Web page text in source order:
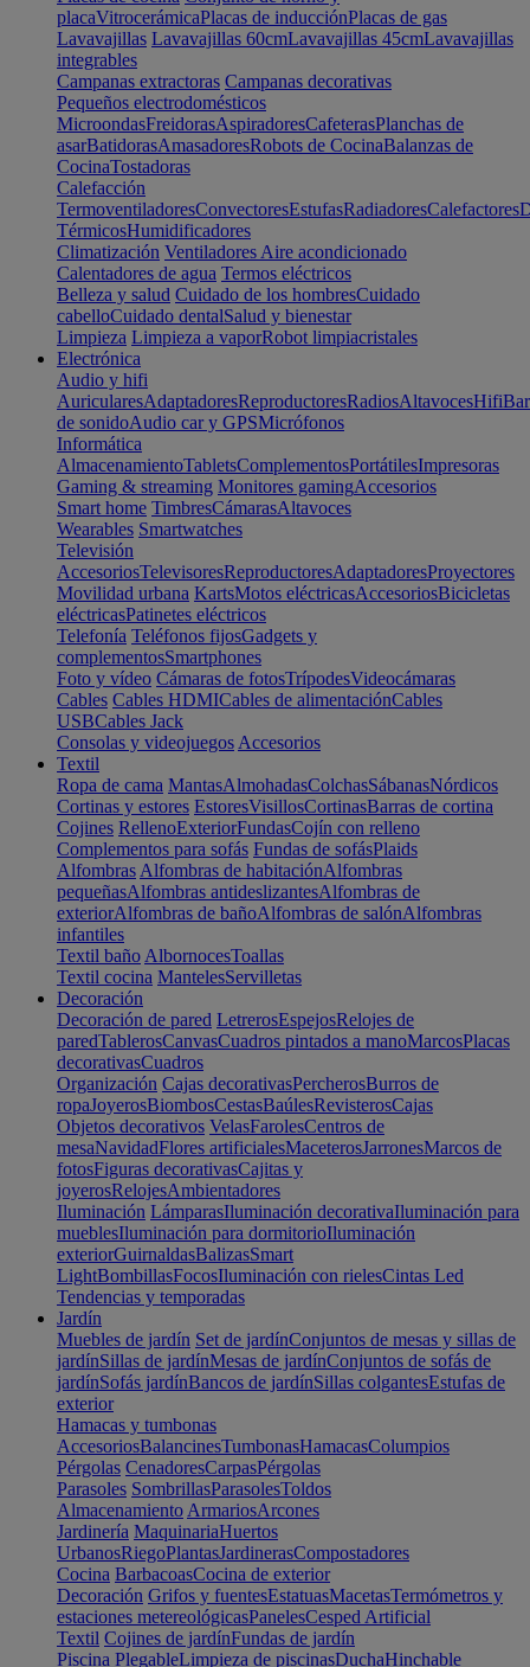
placaVitrocerámicaPlacas de inducciónPlacas de gas
Lavavajillas Lavavajillas 60cmLavavajillas 45cmLavavajillas
integrables
Campanas extractoras Campanas decorativas
Pequeños electrodomésticos
MicroondasFreidorasAspiradoresCafeterasPlanchas de
asarBatidorasAmasadoresRobots de CocinaBalanzas de
CocinaTostadoras
Calefacción
TermoventiladoresConvectoresEstufasRadiadoresCalefactores
TérmicosHumidificadores
Climatización Ventiladores Aire acondicionado
Calentadores de agua Termos eléctricos
Belleza y salud Cuidado de los hombresCuidado
cabelloCuidado dentalSalud y bienestar
Limpieza Limpieza a vaporRobot limpiacristales
Electrónica
Audio y hifi
AuricularesAdaptadoresReproductoresRadiosAltavocesHifi
de sonidoAudio car y GPSMicrófonos
Informática
AlmacenamientoTabletsComplementosPortátilesImpresoras
Gaming & streaming Monitores gamingAccesorios
Smart home TimbresCámarasAltavoces
Wearables Smartwatches
Televisión
AccesoriosTelevisoresReproductoresAdaptadoresProyectores
Movilidad urbana KartsMotos eléctricasAccesoriosBicicletas
eléctricasPatinetes eléctricos
Telefonía Teléfonos fijosGadgets y
complementosSmartphones
Foto y vídeo Cámaras de fotosTrípodesVideocámaras
Cables Cables HDMICables de alimentaciónCables
USBCables Jack
Consolas y videojuegos Accesorios
Textil
Ropa de cama MantasAlmohadasColchasSábanasNórdicos
Cortinas y estores EstoresVisillosCortinasBarras de cortina
Cojines RellenoExteriorFundasCojín con relleno
Complementos para sofás Fundas de sofásPlaids
Alfombras Alfombras de habitaciónAlfombras
pequeñasAlfombras antideslizantesAlfombras de
exteriorAlfombras de bañoAlfombras de salónAlfombras
infantiles
Textil baño AlbornocesToallas
Textil cocina MantelesServilletas
Decoración
Decoración de pared LetrerosEspejosRelojes de
paredTablerosCanvasCuadros pintados a manoMarcosPlacas
decorativasCuadros
Organización Cajas decorativasPercherosBurros de
ropaJoyerosBiombosCestasBaúlesRevisterosCajas
Objetos decorativos VelasFarolesCentros de
mesaNavidadFlores artificialesMaceterosJarronesMarcos de
fotosFiguras decorativasCajitas y
joyerosRelojesAmbientadores
Iluminación LámparasIluminación decorativaIluminación para
mueblesIluminación para dormitorioIluminación
exteriorGuirnaldasBalizasSmart
LightBombillasFocosIluminación con rielesCintas Led
Tendencias y temporadas
Jardín
Muebles de jardín Set de jardínConjuntos de mesas y sillas de
jardínSillas de jardínMesas de jardínConjuntos de sofás de
jardínSofás jardínBancos de jardínSillas colgantesEstufas de
exterior
Hamacas y tumbonas
AccesoriosBalancinesTumbonasHamacasColumpios
Pérgolas CenadoresCarpasPérgolas
Parasoles SombrillasParasolesToldos
Almacenamiento ArmariosArcones
Jardinería MaquinariaHuertos
UrbanosRiegoPlantasJardinerasCompostadores
Cocina BarbacoasCocina de exterior
Decoración Grifos y fuentesEstatuasMacetasTermómetros y
estaciones metereológicasPanelesCesped Artificial
Textil Cojines de jardínFundas de jardín
Piscina PlegableLimpieza de piscinasDuchaHinchable